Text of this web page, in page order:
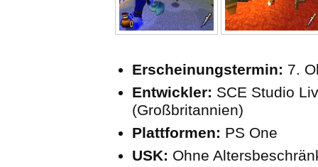
Erscheinungstermin: 7.
Entwickler: SCE Studio
(Großbritannien)
Plattformen: PS One
USK: Ohne